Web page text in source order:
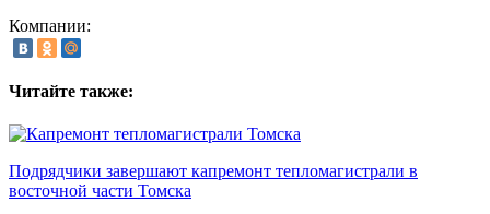
Компании:
Читайте также:
Подрядчики завершают капремонт тепломагистрали в
восточной части Томска